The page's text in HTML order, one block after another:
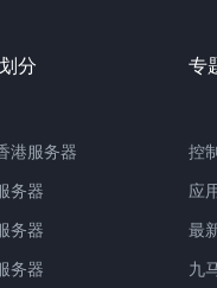
分
港服务器
务器
务器
务器
专
控
应
最
九